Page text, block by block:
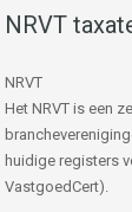
NRVT
NRVT
Het NRVT is een
huidige registers
VastgoedCert).